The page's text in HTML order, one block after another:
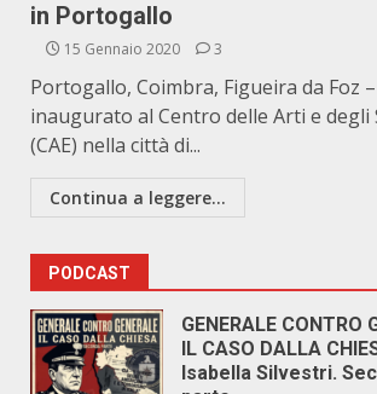
in Portogallo
15 Gennaio 2020 3
Portogallo, Coimbra, Figueira da Foz
inaugurato al Centro delle Arti e degli
(CAE) nella città di...
Continua a leggere...
PODCAST
GENERALE CONTRO
IL CASO DALLA
Isabella Silvestri.